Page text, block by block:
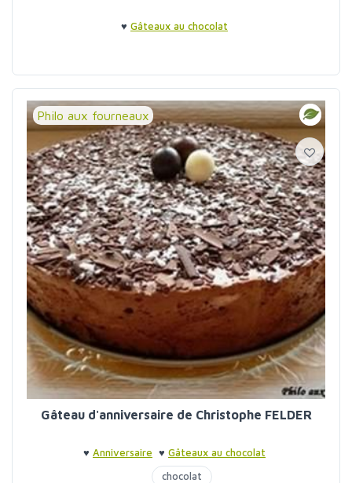
♥ Gâteaux au chocolat
Philo aux fourneaux
Gâteau d'anniversaire de Christophe FELDER
♥ Anniversaire ♥ Gâteaux au chocolat
chocolat